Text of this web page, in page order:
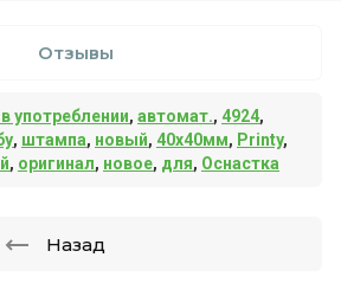
Отзывы
употреблении, автомат., 4924,
, штампа, новый, 40х40мм, Printy,
, оригинал, новое, для, Оснастка
Назад